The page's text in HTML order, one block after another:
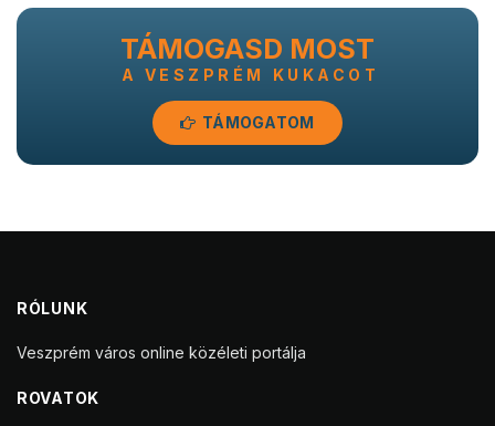
TÁMOGASD MOST
A VESZPRÉM KUKACOT
TÁMOGATOM
RÓLUNK
Veszprém város online közéleti portálja
ROVATOK